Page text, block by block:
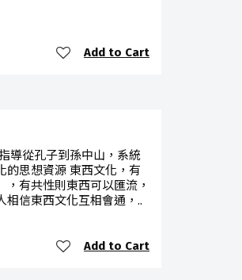
Add to Cart
導從孔子到孫中山，系統
的思想資源 東西文化，有
有共性則東西可以匯流，
相信東西文化互相會通，..
Add to Cart